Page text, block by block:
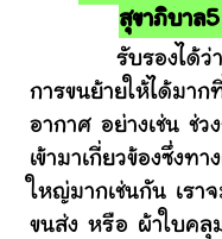
สุขาภิบาล
รับรองได้ว่าเร
การขนย้ายให้ได้มา
อากาศ อย่างเช่น ช่
เข้ามาเกี่ยวข้องซึ่งท
ใหญ่มากเช่นกัน เร
ขนส่ง หรือ ผ้าใบคลุ